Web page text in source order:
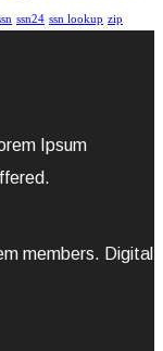
ssn24 ssn lookup zip
Ipsum
members. Digital